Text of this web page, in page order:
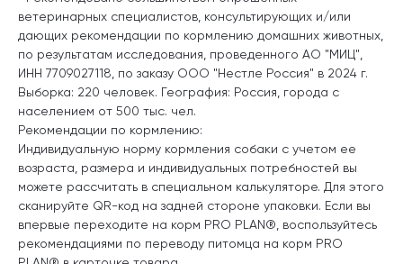
ветеринарных специалистов, консультирующих и/или
дающих рекомендации по кормлению домашних животных,
по результатам исследования, проведенного АО "МИЦ",
ИНН 7709027118, по заказу ООО "Нестле Россия" в 2024 г.
Выборка: 220 человек. География: Россия, города с
населением от 500 тыс. чел.
Рекомендации по кормлению:
Индивидуальную норму кормления собаки с учетом ее
возраста, размера и индивидуальных потребностей вы
можете рассчитать в специальном калькуляторе. Для этого
сканируйте QR-код на задней стороне упаковки. Если вы
впервые переходите на корм PRO PLAN®, воспользуйтесь
рекомендациями по переводу питомца на корм PRO